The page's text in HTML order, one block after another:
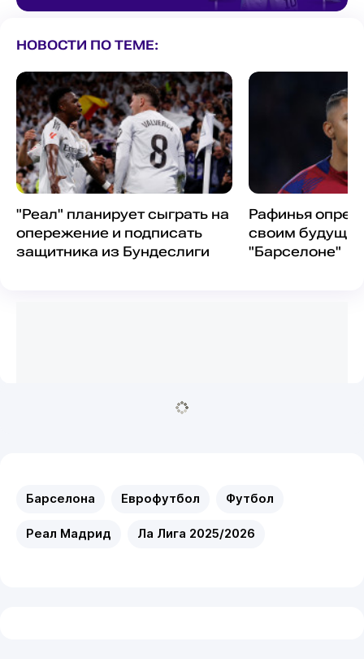
НОВОСТИ ПО ТЕМЕ:
"Реал" планирует сыграть на
опережение и подписать
защитника из Бундеслиги
Рафинья
своим
"Барселоне"
Барселона Еврофутбол Футбол
Реал Мадрид Ла Лига 2025/2026